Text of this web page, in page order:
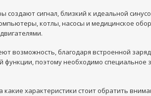
создают сигнал, близкий к идеальной
котлы, насосы и медицинское
возможность, благодаря встроенной
поэтому необходимо специальное
характеристики стоит обратить